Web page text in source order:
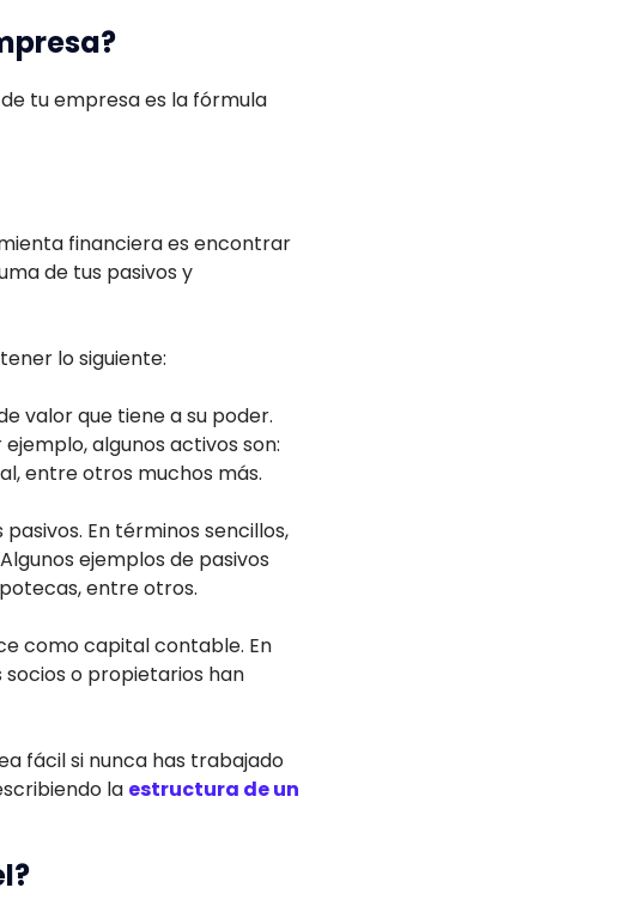
tu empresa es la fórmula
financiera es encontrar
de tus pasivos y
lo siguiente:
valor que tiene a su poder.
algunos activos son:
entre otros muchos más.
En términos sencillos,
ejemplos de pasivos
entre otros.
como capital contable. En
socios o propietarios han
fácil si nunca has trabajado
la estructura de un